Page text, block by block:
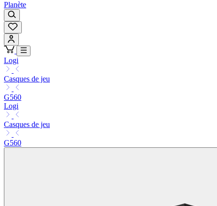
Planète
Logi
Casques de jeu
G560
Logi
Casques de jeu
G560